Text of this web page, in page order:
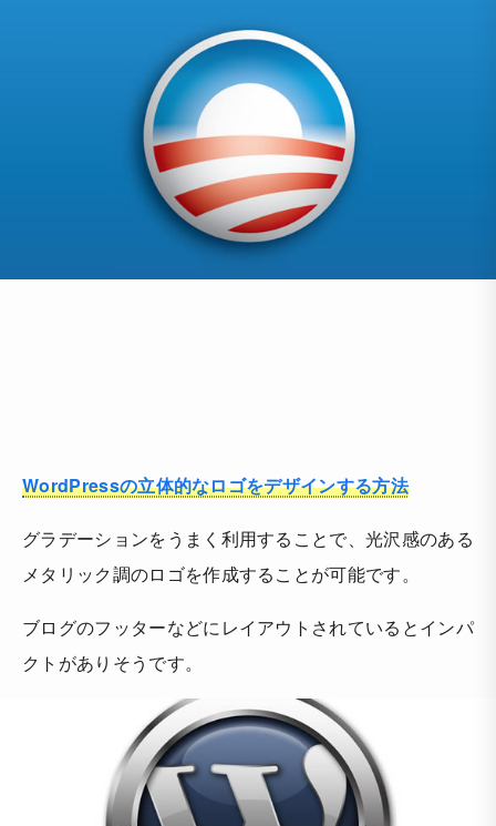
WordPressの立体的なロゴをデザインする方法
グラデーションをうまく利用することで、光沢感のある
メタリック調のロゴを作成することが可能です。
ブログのフッターなどにレイアウトされているとインパ
クトがありそうです。